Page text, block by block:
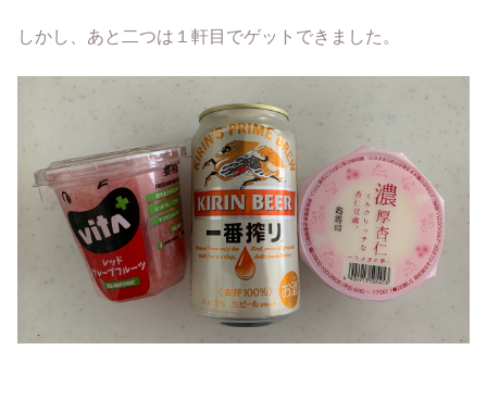
しかし、あと二つは１軒目でゲットできました。